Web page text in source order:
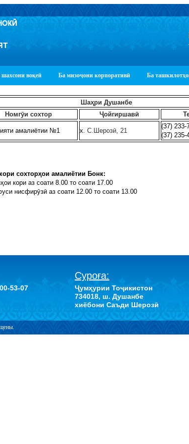
шахсони воқеӣ Ба мизоҷони корпоративӣ Ба
Шаҳри Душанбе
Номгӯи сохтор
Ҷойгиршавӣ
амалиётии №1 х.С.Шерозӣ, 21
(37) 233-
(37) 235-
сохторҳои амалиётии Бонк:
кори аз соати 8.00 то соати 17.00
нисфирӯзӣ аз соати 12.00 то соати 13.00
53-07
Суроға:
Ҷумҳурии Тоҷикистон
734018, ш. Душанбе
хиёбони Саъди Шерозӣ